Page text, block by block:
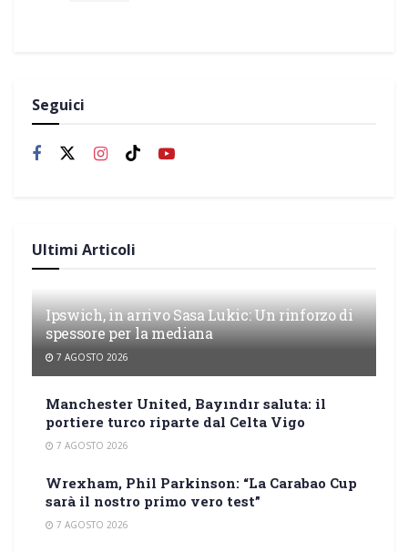
Seguici
Ultimi Articoli
Ipswich, in arrivo Sasa Lukic: Un rinforzo di
spessore per la mediana
7 AGOSTO 2026
Manchester United, Bayındır saluta: il
portiere turco riparte dal Celta Vigo
7 AGOSTO 2026
Wrexham, Phil Parkinson: “La Carabao Cup
sarà il nostro primo vero test”
7 AGOSTO 2026